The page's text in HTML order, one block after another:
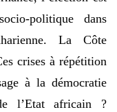
politique dans
La Côte
crises à répétition
à la démocratie
l’Etat africain ?